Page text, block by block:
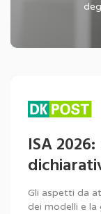
ISA
Gli aspetti da
dei modelli e